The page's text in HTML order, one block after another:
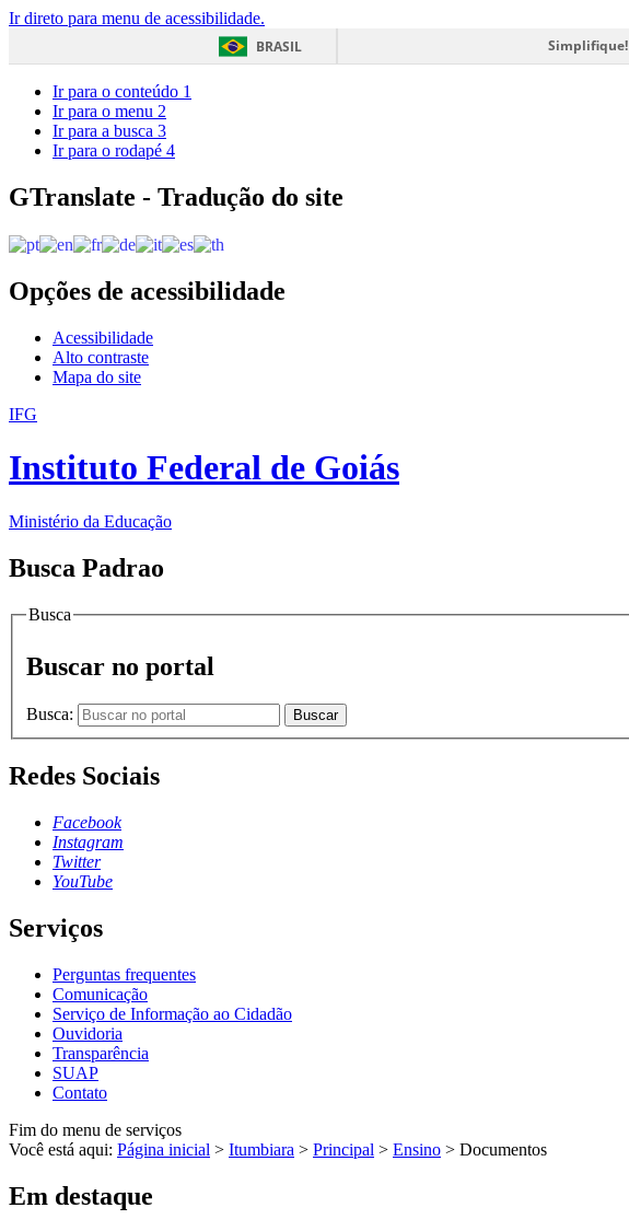
Ir direto para menu de acessibilidade.
BRASIL
Simplifique!
Ir para o conteúdo 1
Ir para o menu 2
Ir para a busca 3
Ir para o rodapé 4
GTranslate - Tradução do site
Opções de acessibilidade
Acessibilidade
Alto contraste
Mapa do site
IFG
Instituto Federal de Goiás
Ministério da Educação
Busca Padrao
Busca
Buscar no portal
Busca: Buscar
Redes Sociais
Facebook
Instagram
Twitter
YouTube
Serviços
Perguntas frequentes
Comunicação
Serviço de Informação ao Cidadão
Ouvidoria
Transparência
SUAP
Contato
Fim do menu de serviços
Você está aqui: Página inicial > Itumbiara > Principal > Ensino > Documentos
Em destaque